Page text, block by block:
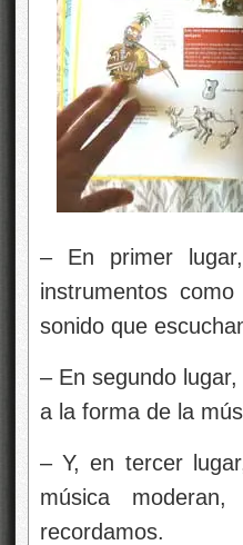
– En primer
instrumentos
sonido que
– En segundo
a la forma de la
– Y, en tercer
música
recordamos.